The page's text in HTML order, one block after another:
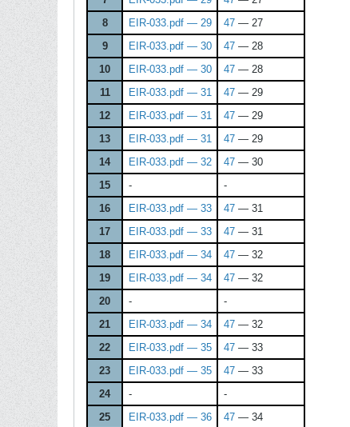
8
EIR-033.pdf — 29 47— 27
9
EIR-033.pdf — 30 47— 28
10
EIR-033.pdf — 30 47— 28
11
EIR-033.pdf — 31 47— 29
12
EIR-033.pdf — 31 47— 29
13
EIR-033.pdf — 31 47— 29
14
EIR-033.pdf — 32 47— 30
15
-
-
16
EIR-033.pdf — 33 47— 31
17
EIR-033.pdf — 33 47— 31
18
EIR-033.pdf — 34 47— 32
19
EIR-033.pdf — 34 47— 32
20
-
-
21
EIR-033.pdf — 34 47— 32
22
EIR-033.pdf — 35 47— 33
23
EIR-033.pdf — 35 47— 33
24
-
-
25
EIR-033.pdf — 36 47— 34